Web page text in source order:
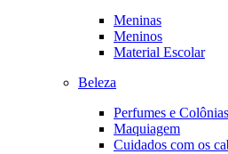
Meninas
Meninos
Material Escolar
Beleza
Perfumes e Colônias
Maquiagem
Cuidados com os